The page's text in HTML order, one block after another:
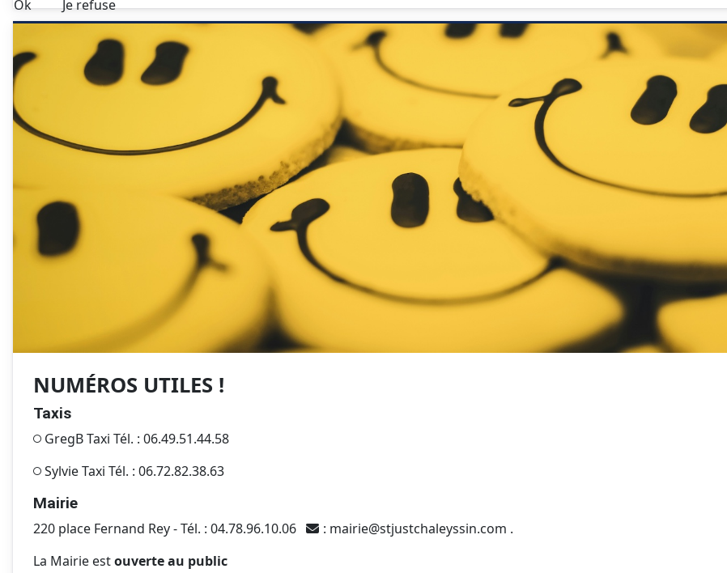
NUMÉROS UTILES !
Taxis
GregB Taxi Tél. : 06.49.51.44.58
Sylvie Taxi Tél. : 06.72.82.38.63
Mairie
220 place Fernand Rey - Tél. : 04.78.96.10.06 : mairie@stjustchaleyssin.com .
La Mairie estouverte au public
Ok Je refuse